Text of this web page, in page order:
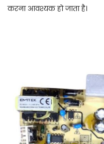
करना आवश्यक हो जाता है।